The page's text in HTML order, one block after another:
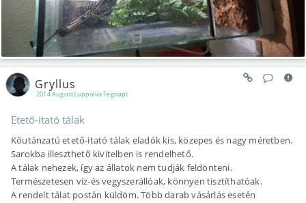
2014 August (uppolva Tegnap)
Gryllus
Etető-itató tálak
Kőutánzatú etető-itató tálak eladók kis, közepes és nagy méretben.
Sarokba illeszthető kivitelben is rendelhető.
A tálak nehezek, így az állatok nem tudják feldönteni.
Természetesen víz-és vegyszerállóak, könnyen tisztíthatóak.
A rendelt tálat postán küldöm. Több darab vásárlás esetén